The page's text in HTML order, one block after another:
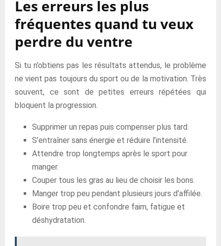
Les erreurs les plus
fréquentes quand tu veux
perdre du ventre
Si tu n’obtiens pas les résultats attendus, le problème
ne vient pas toujours du sport ou de la motivation. Très
souvent, ce sont de petites erreurs répétées qui
bloquent la progression.
Supprimer un repas puis compenser plus tard.
S’entraîner sans énergie et réduire l’intensité.
Attendre trop longtemps après le sport pour
manger.
Couper tous les gras au lieu de choisir les bons.
Manger trop peu pendant plusieurs jours d’affilée.
Boire trop peu et confondre faim, fatigue et
déshydratation.